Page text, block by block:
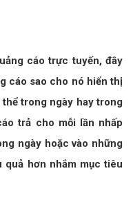
cáo trực tuyến, đây
cáo sao cho nó hiển thị
trong ngày hay trong
trả cho mỗi lần nhấp
ngày hoặc vào những
quả hơn nhắm mục tiêu